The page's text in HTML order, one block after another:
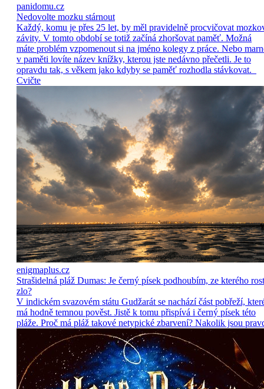
panidomu.cz
Nedovolte mozku stárnout
Každý, komu je přes 25 let, by měl pravidelně procvičovat
závity. V tomto období se totiž začíná zhoršovat paměť. Možná
máte problém vzpomenout si na jméno kolegy z práce. Nebo
v paměti lovíte název knížky, kterou jste nedávno přečetli. Je to
opravdu tak, s věkem jako kdyby se paměť rozhodla stávkovat.
Cvičte
enigmaplus.cz
Strašidelná pláž Dumas: Je černý písek podhoubím, ze kterého
zlo?
V indickém svazovém státu Gudžarát se nachází část pobřeží,
má hodně temnou pověst. Jistě k tomu přispívá i černý písek této
pláže. Proč má pláž takové netypické zbarvení? Nakolik jsou